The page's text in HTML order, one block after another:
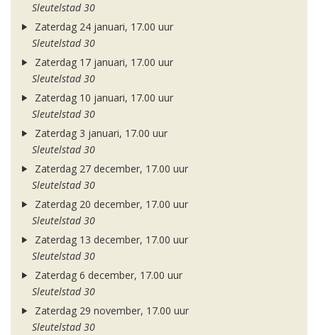
Sleutelstad 30
Zaterdag 24 januari, 17.00 uur
Sleutelstad 30
Zaterdag 17 januari, 17.00 uur
Sleutelstad 30
Zaterdag 10 januari, 17.00 uur
Sleutelstad 30
Zaterdag 3 januari, 17.00 uur
Sleutelstad 30
Zaterdag 27 december, 17.00 uur
Sleutelstad 30
Zaterdag 20 december, 17.00 uur
Sleutelstad 30
Zaterdag 13 december, 17.00 uur
Sleutelstad 30
Zaterdag 6 december, 17.00 uur
Sleutelstad 30
Zaterdag 29 november, 17.00 uur
Sleutelstad 30